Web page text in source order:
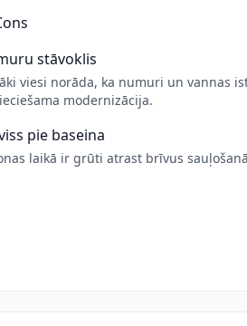
stāvoklis
viesi norāda, ka numuri un vannas
modernizācija.
pie baseina
laikā ir grūti atrast brīvus